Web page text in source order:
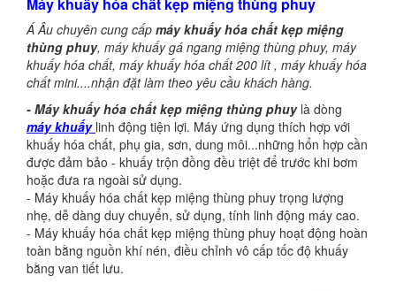
Á Âu chuyên cung cấp máy khuấy hóa chất kẹp miệng
thùng phuy, máy khuấy gá ngang miệng thùng phuy, máy
khuấy hóa chất, máy khuấy hóa chất 200 lít , máy khuấy hóa
chất mini....nhận đặt làm theo yêu cầu khách hàng.
- Máy khuấy hóa chất kẹp miệng thùng phuy là dòng
máy khuấy linh động tiện lợi. Máy ứng dụng thích hợp với
khuấy hóa chất, phụ gia, sơn, dung môi...những hổn hợp cần
được đảm bảo - khuấy trộn đồng đều triệt để trước khi bơm
hoặc đưa ra ngoài sử dụng.
- Máy khuấy hóa chất kẹp miệng thùng phuy trọng lượng
nhẹ, dễ dàng duy chuyển, sử dụng, tính linh động máy cao.
- Máy khuấy hóa chất kẹp miệng thùng phuy hoạt động hoàn
toàn bằng nguồn khí nén, điều chỉnh vô cấp tốc độ khuấy
bằng van tiết lưu.